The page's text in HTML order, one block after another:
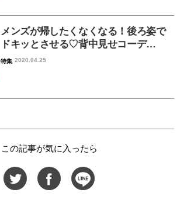
メンズが帰したくなくなる！後ろ姿で
ドキッとさせる♡背中見せコーデ…
特集 2020.04.25
この記事が気に入ったら